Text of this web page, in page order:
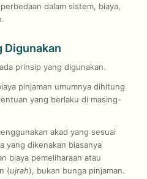
dalam sistem, biaya,
Digunakan
prinsip yang digunakan.
pinjaman umumnya dihitung
yang berlaku di masing-
akad yang sesuai
yang dikenakan biasanya
biaya pemeliharaan atau
(ujrah), bukan bunga pinjaman.